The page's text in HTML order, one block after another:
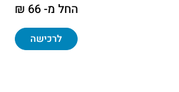
החל מ- 66 ₪
לרכישה